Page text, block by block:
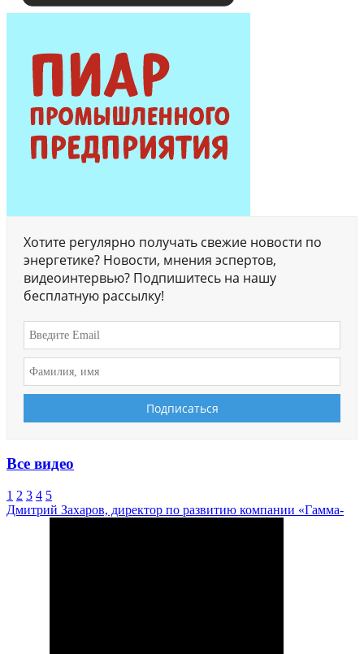
Хотите регулярно получать свежие новости по
энергетике? Новости, мнения эспертов,
видеоинтервью? Подпишитесь на нашу
бесплатную рассылку!
Все видео
1 2 3 4 5
Дмитрий Захаров, директор по развитию компании «Гамма-